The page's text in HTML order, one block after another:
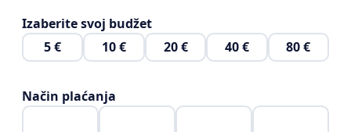
Izaberite svoj budžet
5 €
10 € 20 € 40 € 80 €
Način plaćanja